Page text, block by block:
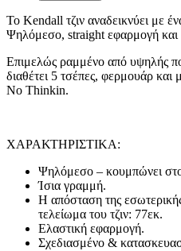
To Kendall τζιν αναδεικνύει με
Ψηλόμεσο, straight εφαρμογή και
Επιμελώς ραμμένο από υψηλής
διαθέτει 5 τσέπες, φερμουάρ και
Νο Τhinkin.
ΧΑΡΑΚΤΗΡΙΣΤΙΚΑ:
Ψηλόμεσο – κουμπώνει
Ίσια γραμμή.
H απόσταση της
τελείωμα του τζιν: 77εκ.
Ελαστική εφαρμογή.
Σχεδιασμένο &